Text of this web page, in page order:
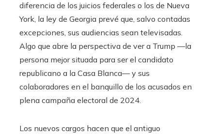
diferencia de los juicios federales o los de Nueva
York, la ley de Georgia prevé que, salvo contadas
excepciones, sus audiencias sean televisadas.
Algo que abre la perspectiva de ver a Trump —la
persona mejor situada para ser el candidato
republicano a la Casa Blanca— y sus
colaboradores en el banquillo de los acusados en
plena campaña electoral de 2024.
Los nuevos cargos hacen que el antiguo